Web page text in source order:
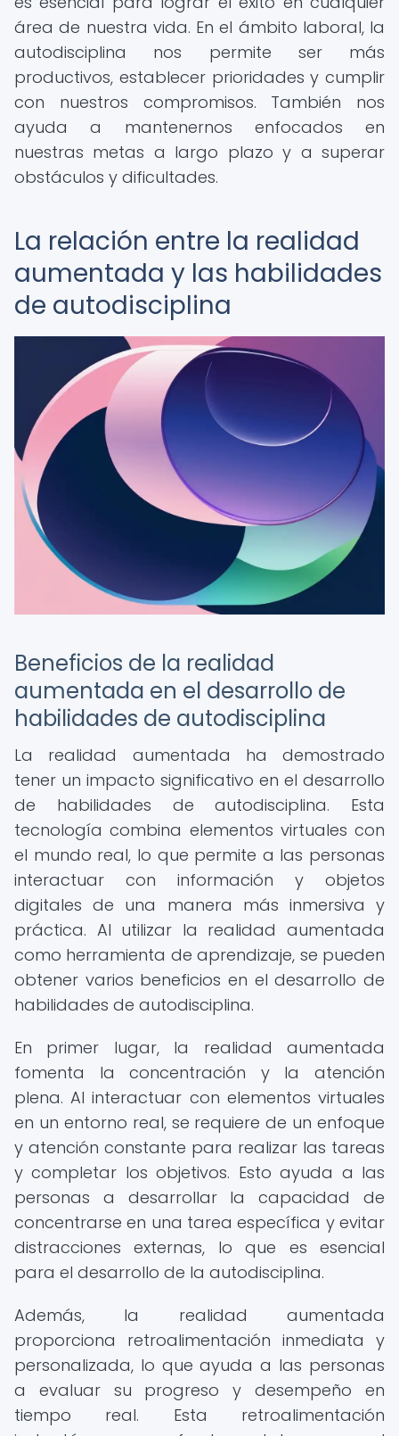
área de nuestra vida. En el ámbito laboral, la
autodisciplina nos permite ser más
productivos, establecer prioridades y cumplir
con nuestros compromisos. También nos
ayuda a mantenernos enfocados en
nuestras metas a largo plazo y a superar
obstáculos y dificultades.
La relación entre la realidad
aumentada y las habilidades
de autodisciplina
Beneficios de la realidad
aumentada en el desarrollo de
habilidades de autodisciplina
La realidad aumentada ha demostrado
tener un impacto significativo en el desarrollo
de habilidades de autodisciplina. Esta
tecnología combina elementos virtuales con
el mundo real, lo que permite a las personas
interactuar con información y objetos
digitales de una manera más inmersiva y
práctica. Al utilizar la realidad aumentada
como herramienta de aprendizaje, se pueden
obtener varios beneficios en el desarrollo de
habilidades de autodisciplina.
En primer lugar, la realidad aumentada
fomenta la concentración y la atención
plena. Al interactuar con elementos virtuales
en un entorno real, se requiere de un enfoque
y atención constante para realizar las tareas
y completar los objetivos. Esto ayuda a las
personas a desarrollar la capacidad de
concentrarse en una tarea específica y evitar
distracciones externas, lo que es esencial
para el desarrollo de la autodisciplina.
Además, la realidad aumentada
proporciona retroalimentación inmediata y
personalizada, lo que ayuda a las personas
a evaluar su progreso y desempeño en
tiempo real. Esta retroalimentación